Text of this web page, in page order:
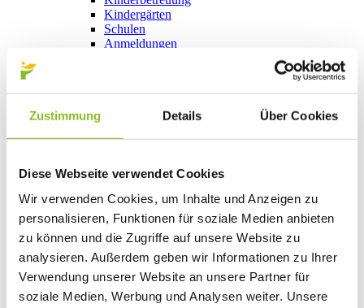
Zustimmung Details Über Cookies
Diese Webseite verwendet Cookies
Wir verwenden Cookies, um Inhalte und Anzeigen zu
personalisieren, Funktionen für soziale Medien anbieten
zu können und die Zugriffe auf unsere Website zu
analysieren. Außerdem geben wir Informationen zu Ihrer
Verwendung unserer Website an unsere Partner für
soziale Medien, Werbung und Analysen weiter. Unsere
Kindergärten
Schulen
Anmeldungen
Kultur
Bibliothek
Essen und Trinken in Frastanz
Sport
Naturbad Untere Au
Schwimmbad Felsenau
Wandern in Frastanz
Schilift Bazora
Spiel- und Sportstätten